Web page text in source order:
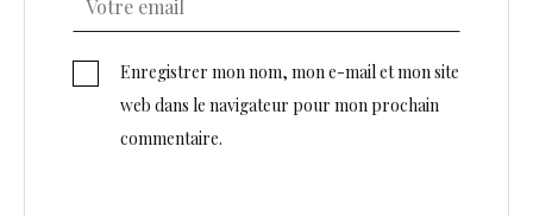
Enregistrer mon nom, mon e-mail et mon site
web dans le navigateur pour mon prochain
commentaire.